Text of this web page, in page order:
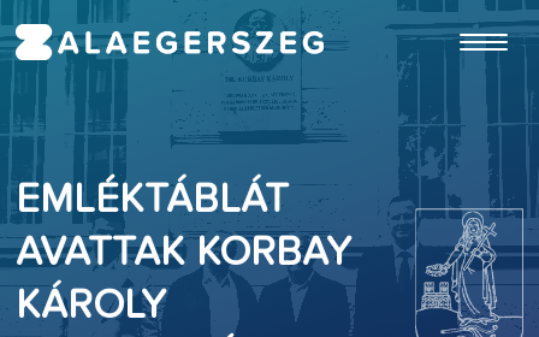
ugrás a fő tartalomhoz
EMLÉKTÁBLÁT
AVATTAK KORBAY
KÁROLY